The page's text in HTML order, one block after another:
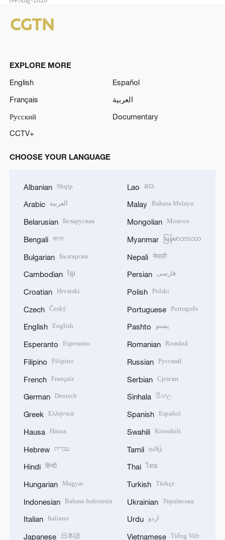
EXPLORE MORE
English
Español
Français
العربية
Русский
Documentary
CCTV+
CHOOSE YOUR LANGUAGE
Albanian Shqip
Arabic العربية
Belarusian Беларуская
Bengali বাংলা
Bulgarian Български
Cambodian ខ្មែរ
Croatian Hrvatski
Czech Český
English English
Esperanto Esperanto
Filipino Filipino
French Français
German Deutsch
Greek Ελληνικά
Hausa Hausa
Hebrew עברית
Hindi हिन्दी
Hungarian Magyar
Indonesian Bahasa Indonesia
Italian Italiano
Japanese 日本語
Lao ລາວ
Malay Bahasa Melayu
Mongolian Монгол
Myanmar မြန်မာဘာသာ
Nepali नेपाली
Persian فارسی
Polish Polski
Portuguese Português
Pashto پښتو
Romanian Română
Russian Русский
Serbian Српски
Sinhala සිංහල
Spanish Español
Swahili Kiswahili
Tamil தமிழ்
Thai ไทย
Turkish Türkçe
Ukrainian Українська
Urdu اردو
Vietnamese Tiếng Việt